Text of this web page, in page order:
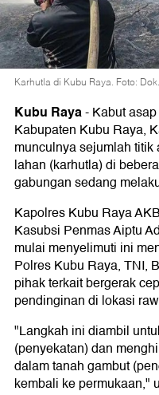
Karhutla di Kubu Raya. Foto:
Kubu Raya-Kabut
Kabupaten Kubu Raya,
munculnya sejumlah
lahan (karhutla) di
gabungan sedang
Kapolres Kubu Raya
Kasubsi Penmas Aiptu
mulai menyelimuti ini
Polres Kubu Raya, TNI,
pihak terkait bergerak
pendinginan di lokasi
"Langkah ini diambil
(penyekatan) dan
dalam tanah gambut
kembali ke permukaan,"